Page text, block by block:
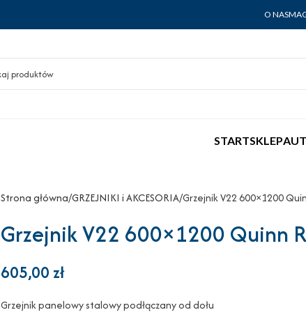
O NAS
STARTSKLEP
Strona główna GRZEJNIKI i AKCESORIA Grzejnik V22 600×1200
Grzejnik V22 600×1200 Quinn
605,00zł
Grzejnik panelowy stalowy podłączany od dołu